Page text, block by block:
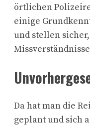
örtlichen
einige
und stellen
Da hat man die
geplant und sich